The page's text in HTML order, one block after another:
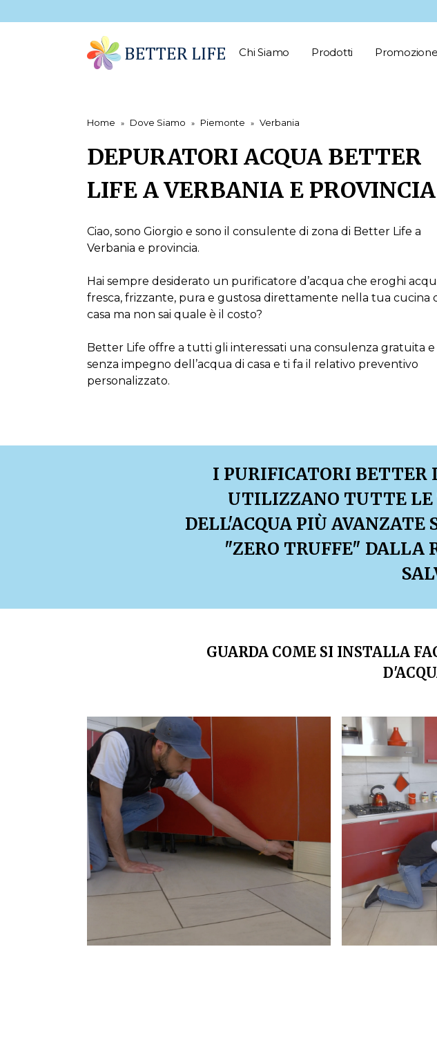
Chi Siamo Prodotti Promozione
Home Dove Siamo Piemonte Verbania
DEPURATORI ACQUA BETTER
LIFE A VERBANIA E PROVINCIA
Ciao, sono Giorgio e sono il consulente di zona di Better Life a
Verbania e provincia.
Hai sempre desiderato un purificatore d’acqua che eroghi
fresca, frizzante, pura e gustosa direttamente nella tua cucina
casa ma non sai quale è il costo?
Better Life offre a tutti gli interessati una consulenza gratuita e
senza impegno dell’acqua di casa e ti fa il relativo preventivo
personalizzato.
I PURIFICATORI BETTER
UTILIZZANO TUTTE LE
DELL'ACQUA PIÙ AVANZATE
"ZERO TRUFFE" DALLA
GUARDA COME SI INSTALLA